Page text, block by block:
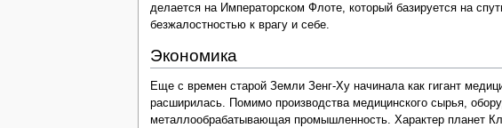
делается на Императорском Флоте, который базируется на
безжалостностью к врагу и себе.
Экономика
Еще с времен старой Земли Зенг-Ху начинала как гигант
расширилась. Помимо производства медицинского сырья,
металлообрабатывающая промышленность. Характер планет